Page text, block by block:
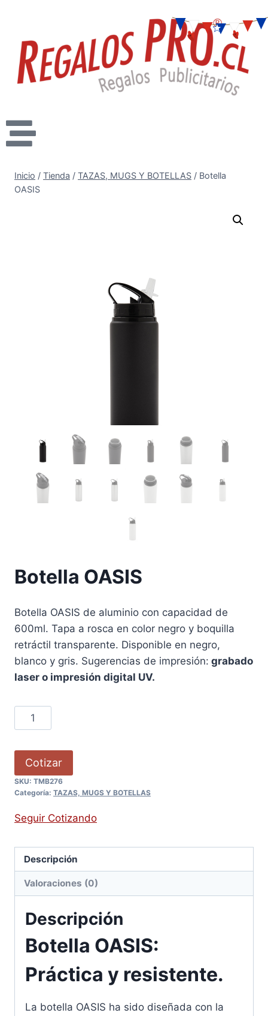
Inicio / Tienda / TAZAS, MUGS Y BOTELLAS / Botella
OASIS
Botella OASIS
Botella OASIS de aluminio con capacidad de
600ml. Tapa a rosca en color negro y boquilla
retráctil transparente. Disponible en negro,
blanco y gris. Sugerencias de impresión: grabado
laser o impresión digital UV.
Cotizar
SKU: TMB276
Categoría: TAZAS, MUGS Y BOTELLAS
Seguir Cotizando
Descripción
Valoraciones (0)
Descripción
Botella OASIS:
Práctica y resistente.
La botella OASIS ha sido diseñada con la